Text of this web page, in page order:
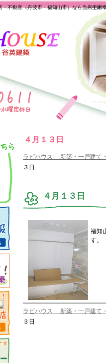
４月１３日
一生の
不動産（丹波市・福知山市）なら当店で家
ラビハウス 新築・一戸建て
３日
４月１３日
福知
す。
ラビハウス 新築・一戸建て
３日